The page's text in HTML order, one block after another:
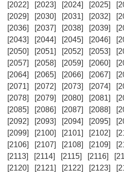
[2022]
[2023] [2024] [2025]
[2029]
[2030] [2031] [2032]
[2036]
[2037] [2038] [2039]
[2043]
[2044] [2045] [2046]
[2050]
[2051] [2052] [2053]
[2057]
[2058] [2059] [2060]
[2064]
[2065] [2066] [2067]
[2071]
[2072] [2073] [2074]
[2078]
[2079] [2080] [2081]
[2085]
[2086] [2087] [2088]
[2092]
[2093] [2094] [2095]
[2099]
[2100] [2101] [2102]
[2106]
[2107] [2108] [2109]
[2113]
[2114] [2115] [2116]
[2120]
[2121] [2122] [2123]